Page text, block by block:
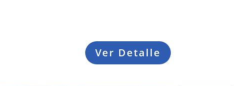
Ver Detalle